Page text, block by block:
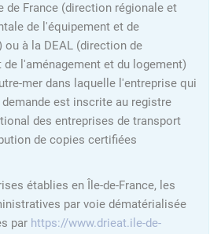
de France (direction régionale et
de l'équipement et de
ou à la DEAL (direction de
de l'aménagement et du logement)
mer dans laquelle l'entreprise qui
est inscrite au registre
des entreprises de transport
de copies certifiées
établies en Île-de-France, les
par voie dématérialisée
par https://www.drieat.ile-de-